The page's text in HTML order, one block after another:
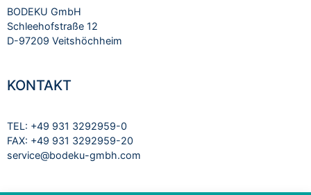
BODEKU GmbH
Schleehofstraße 12
D-97209 Veitshöchheim
KONTAKT
TEL: +49 931 3292959-0
FAX: +49 931 3292959-20
service@bodeku-gmbh.com